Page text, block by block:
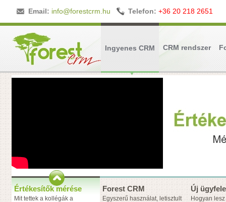
Email: info@forestcrm.hu Telefon: +36 20 218 2651
Ingyenes CRM CRM rendszer
Értékesítők mérése
Mit tettek a kollégák a
Forest CRM
Egyszerű használat, letisztult
Új
Hogyan